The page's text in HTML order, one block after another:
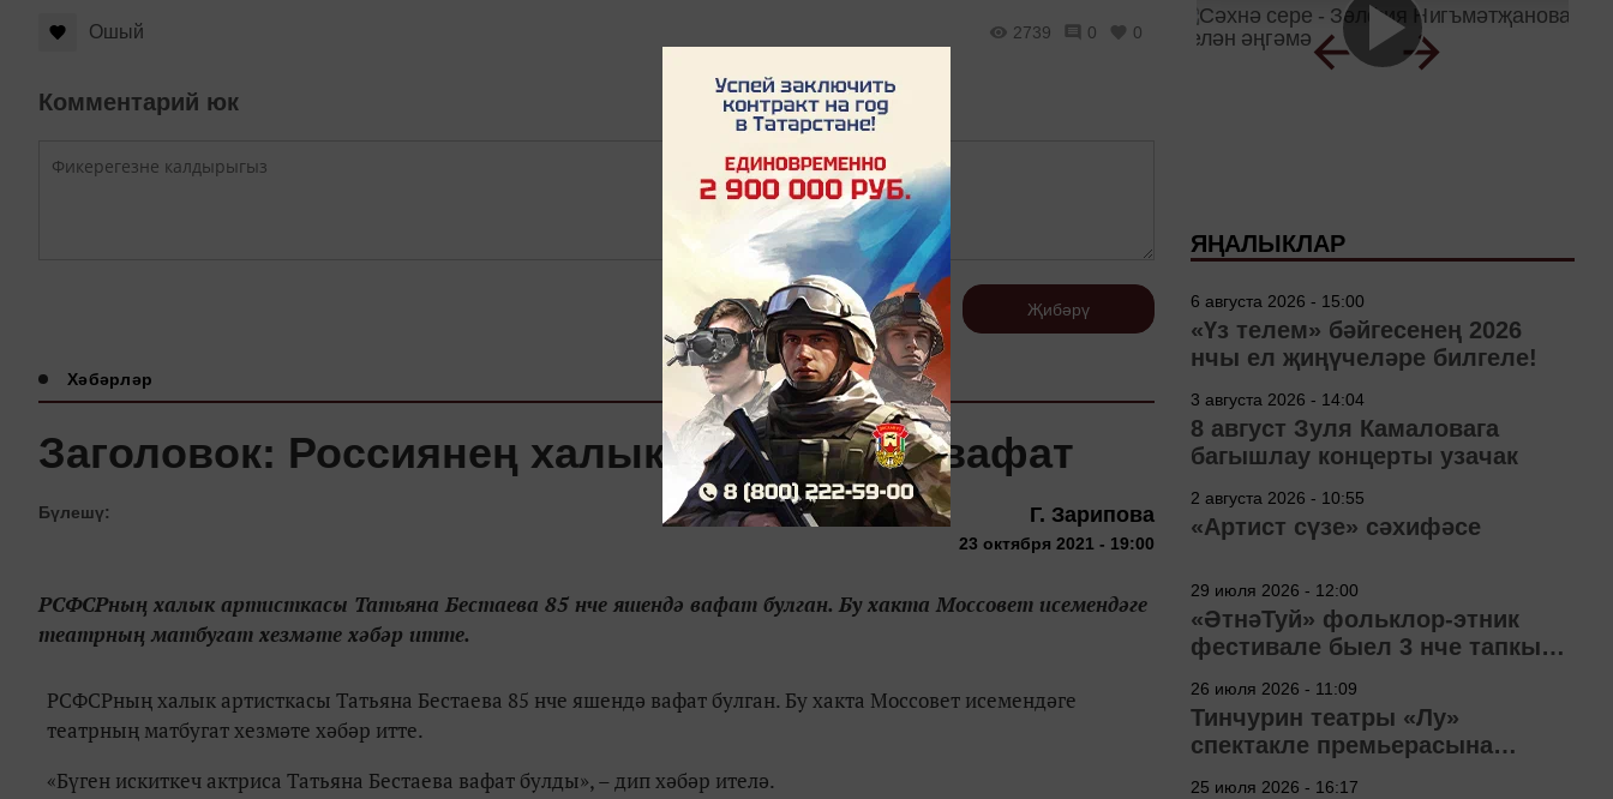
Ошый 2739 0 0
Комментарий юк
Теркәлү Җибәрү
Хәбәрләр
Заголовок: Россиянең халык артисткасы вафат
Бүлешү: Г. Зарипова
23 октября 2021 - 19:00
РСФСРның халык артисткасы Татьяна Бестаева 85 нче яшендә вафат булган. Бу хакта Моссовет исемендәге
театрның матбугат хезмәте хәбәр итте.
РСФСРның халык артисткасы Татьяна Бестаева 85 нче яшендә вафат булган. Бу хакта Моссовет исемендәге
театрның матбугат хезмәте хәбәр итте.
«Бүген искиткеч актриса Татьяна Бестаева вафат булды», – дип хәбәр ителә.
ЯҢАЛЫКЛАР
6 августа 2026 - 15:00
«Үз телем» бәйгесенең 2026
нчы ел җиңүчеләре билгеле!
3 августа 2026 - 14:04
8 август Зуля Камаловага
багышлау концерты узачак
2 августа 2026 - 10:55
«Артист сүзе» сәхифәсе
29 июля 2026 - 12:00
«ӘтнәТуй» фольклор-этник
фестивале быел 3 нче тапкыр
26 июля 2026 - 11:09
Тинчурин театры «Лу»
спектакле премьерасына
25 июля 2026 - 16:17